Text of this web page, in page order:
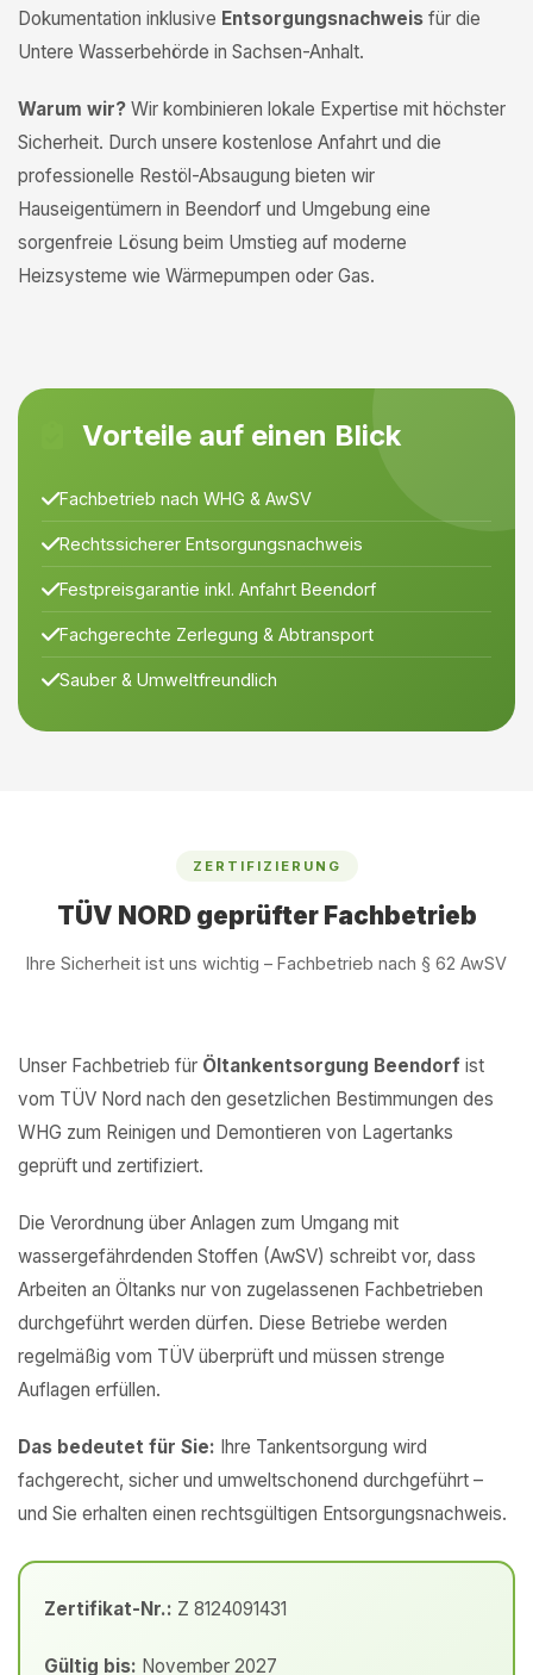
Dokumentation inklusive Entsorgungsnachweis für die
Untere Wasserbehörde in Sachsen-Anhalt.
Warum wir? Wir kombinieren lokale Expertise mit höchster
Sicherheit. Durch unsere kostenlose Anfahrt und die
professionelle Restöl-Absaugung bieten wir
Hauseigentümern in Beendorf und Umgebung eine
sorgenfreie Lösung beim Umstieg auf moderne
Heizsysteme wie Wärmepumpen oder Gas.
Vorteile auf einen Blick
Fachbetrieb nach WHG & AwSV
Rechtssicherer Entsorgungsnachweis
Festpreisgarantie inkl. Anfahrt Beendorf
Fachgerechte Zerlegung & Abtransport
Sauber & Umweltfreundlich
ZERTIFIZIERUNG
TÜV NORD geprüfter Fachbetrieb
Ihre Sicherheit ist uns wichtig – Fachbetrieb nach § 62 AwSV
Unser Fachbetrieb für Öltankentsorgung Beendorf ist
vom TÜV Nord nach den gesetzlichen Bestimmungen des
WHG zum Reinigen und Demontieren von Lagertanks
geprüft und zertifiziert.
Die Verordnung über Anlagen zum Umgang mit
wassergefährdenden Stoffen (AwSV) schreibt vor, dass
Arbeiten an Öltanks nur von zugelassenen Fachbetrieben
durchgeführt werden dürfen. Diese Betriebe werden
regelmäßig vom TÜV überprüft und müssen strenge
Auflagen erfüllen.
Das bedeutet für Sie: Ihre Tankentsorgung wird
fachgerecht, sicher und umweltschonend durchgeführt –
und Sie erhalten einen rechtsgültigen Entsorgungsnachweis.
Zertifikat-Nr.: Z 8124091431
Gültig bis: November 2027